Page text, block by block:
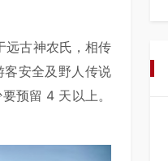
远古神农氏，相传
安全及野人传说
预留 4 天以上。